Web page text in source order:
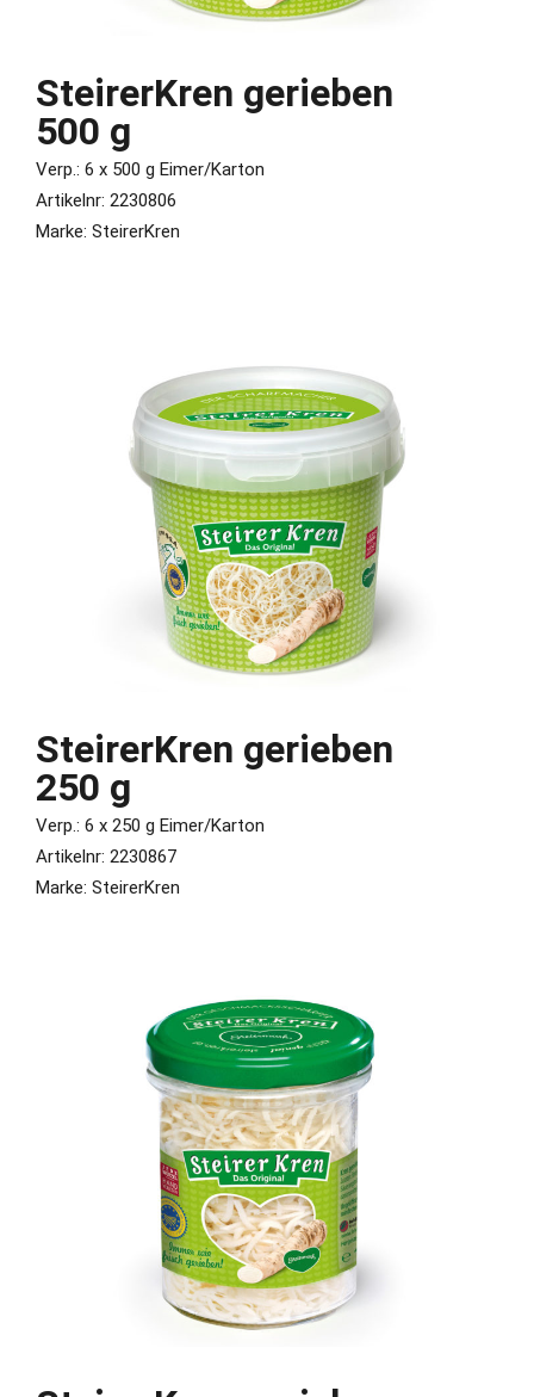
SteirerKren gerieben
500 g
Verp.: 6 x 500 g Eimer/Karton
Artikelnr: 2230806
Marke: SteirerKren
SteirerKren gerieben
250 g
Verp.: 6 x 250 g Eimer/Karton
Artikelnr: 2230867
Marke: SteirerKren